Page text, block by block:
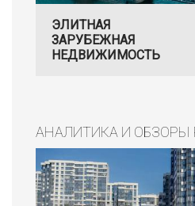
ЭЛИТНАЯ
ЗАРУБЕЖНАЯ
НЕДВИЖИМОСТЬ
АНАЛИТИКА И ОБЗОРЫ